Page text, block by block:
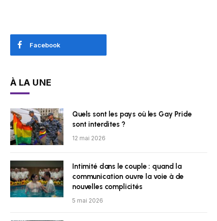
Facebook
À LA UNE
Quels sont les pays où les Gay Pride
sont interdites ?
12 mai 2026
Intimité dans le couple : quand la
communication ouvre la voie à de
nouvelles complicités
5 mai 2026